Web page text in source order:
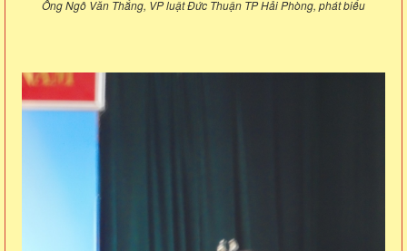
Ông Ngô Văn Thắng, VP luật Đức Thuận TP Hải Phòng, phát biểu